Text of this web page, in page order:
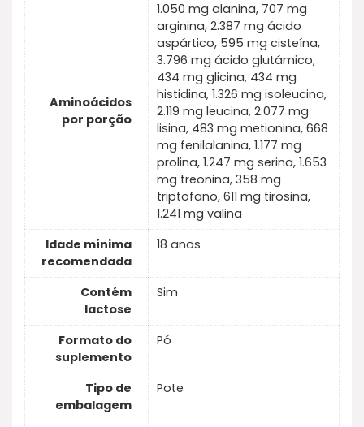
Aminoácidos
por porção
1.050 mg alanina, 707 mg
arginina, 2.387 mg ácido
aspártico, 595 mg cisteína,
3.796 mg ácido glutámico,
434 mg glicina, 434 mg
histidina, 1.326 mg isoleucina,
2.119 mg leucina, 2.077 mg
lisina, 483 mg metionina, 668
mg fenilalanina, 1.177 mg
prolina, 1.247 mg serina, 1.653
mg treonina, 358 mg
triptofano, 611 mg tirosina,
1.241 mg valina
Idade mínima
recomendada
18 anos
Contém
lactose
Sim
Formato do
suplemento
Pó
Tipo de
embalagem
Pote